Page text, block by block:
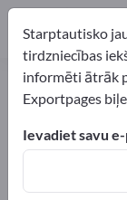
Dārzeņi
Starptautisko
tirdzniecības
informēti ātrāk
Exportpages
Ievadiet savu